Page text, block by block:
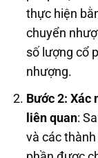
thực hiện
chuyển
số lượng cổ
nhượng.
Bước 2: Xác
liên quan:
và các